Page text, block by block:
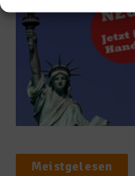
Meistgelesen